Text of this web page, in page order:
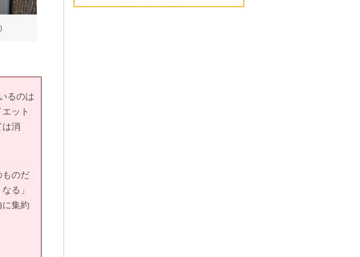
るのは
ット
は消
ものだ
る」
集約